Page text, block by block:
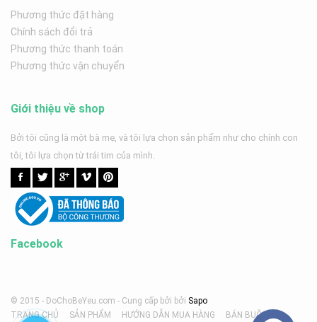
Phương thức đặt hàng
Chính sách đổi trả
Phương thức thanh toán
Phương thức vận chuyển
Giới thiệu về shop
Bởi tôi cũng là một bà mẹ, và tôi lựa chọn sản phẩm như cho chính con
tôi, tôi lựa chọn từ trái tim của mình.
Facebook
© 2015 - DoChoBeYeu.com - Cung cấp bởi bởi Sapo
TRANG CHỦ
SẢN PHẨM HƯỚNG DẪN MUA HÀNG BÁN BUÔN